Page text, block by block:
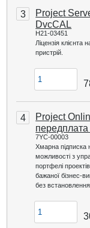
3
Project
DvcCAL
H21-03451
Ліцензія
пристрій.
4
Project
передплата
7YC-00003
Хмарна підписка
можливості з
портфелі
бажаної бізнес-
без